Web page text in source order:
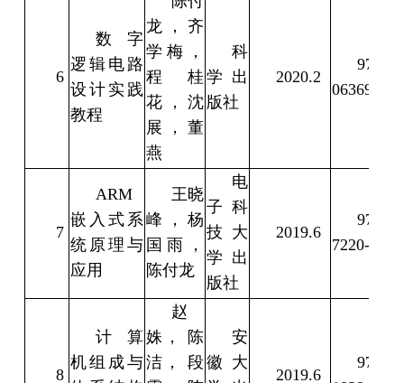
6
数字
逻辑电路
设计实践
教程
龙，齐
学梅，
程桂
花，沈
展，董
燕
科
学出
版社
2020.2
978-7-
063699-7
7
ARM
嵌入式系
统原理与
应用
王晓
峰，杨
国雨，
陈付龙
电
子科
技大
学出
版社
2019.6
978-7-
7220-8
8
计算
机组成与
赵
姝， 陈
洁， 段
安
徽大
2019.6
978-7-